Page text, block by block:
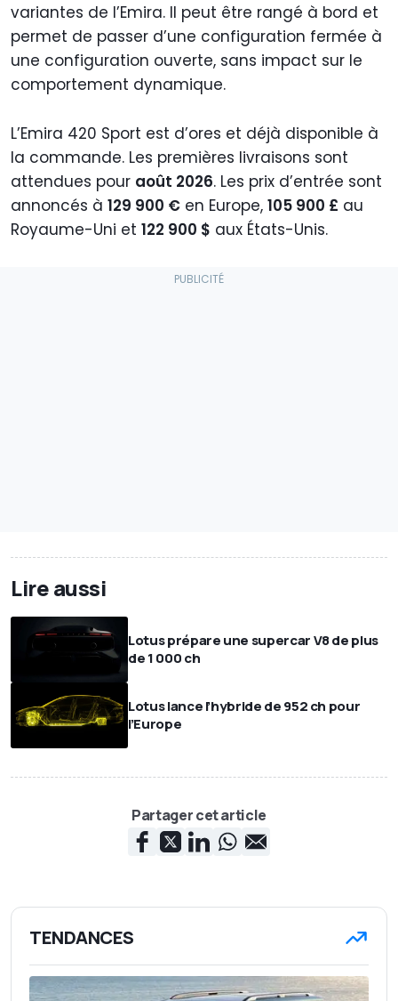
variantes de l’Emira. Il peut être rangé à bord et
permet de passer d’une configuration fermée à
une configuration ouverte, sans impact sur le
comportement dynamique.
L’Emira 420 Sport est d’ores et déjà disponible à
la commande. Les premières livraisons sont
attendues pour août 2026. Les prix d’entrée sont
annoncés à 129 900 € en Europe, 105 900 £ au
Royaume-Uni et 122 900 $ aux États-Unis.
Lire aussi
Lotus prépare une supercar V8 de plus
de 1 000 ch
Lotus lance l’hybride de 952 ch pour
l’Europe
Partager cet article
TENDANCES